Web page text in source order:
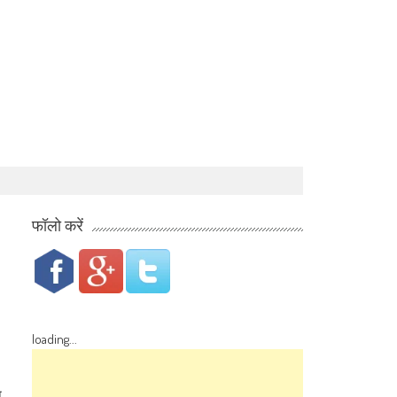
फॉलो करें
loading...